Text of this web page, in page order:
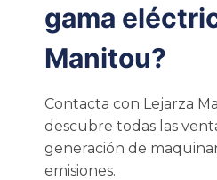
gama
Manitou?
Contacta con Lejarza
descubre todas las
generación de
emisiones.